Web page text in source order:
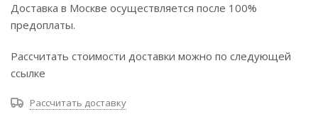
Доставка в Москве осуществляется после 100%
предоплаты.
Рассчитать стоимости доставки можно по следующей
ссылке
Рассчитать доставку